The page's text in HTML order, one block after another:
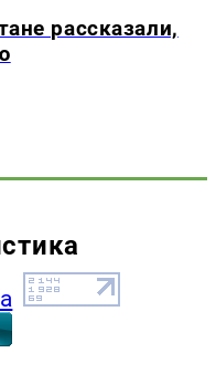
рассказали,